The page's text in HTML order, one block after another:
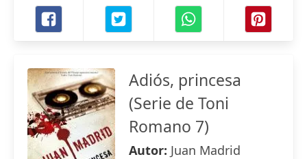
Adiós, princesa
(Serie de Toni
Romano 7)
Autor: Juan Madrid